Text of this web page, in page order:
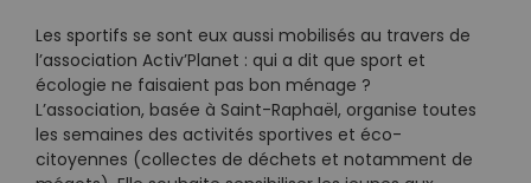
Les sportifs se sont eux aussi mobilisés au travers de
l’association Activ’Planet : qui a dit que sport et
écologie ne faisaient pas bon ménage ?
L’association, basée à Saint-Raphaël, organise toutes
les semaines des activités sportives et éco-
citoyennes (collectes de déchets et notamment de